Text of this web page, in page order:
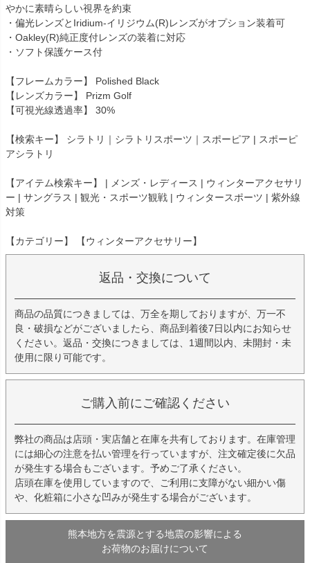
やかに素晴らしい視界を約束
・偏光レンズとIridium‐イリジウム(R)レンズがオプション装着可
・Oakley(R)純正度付レンズの装着に対応
・ソフト保護ケース付
【フレームカラー】 Polished Black
【レンズカラー】 Prizm Golf
【可視光線透過率】 30%
【検索キー】 シラトリ｜シラトリスポーツ｜スポーピア | スポーピ
アシラトリ
【アイテム検索キー】 | メンズ・レディース | ウィンターアクセサリ
ー | サングラス | 観光・スポーツ観戦 | ウィンタースポーツ | 紫外線
対策
【カテゴリー】 【ウィンターアクセサリー】
返品・交換について
商品の品質につきましては、万全を期しておりますが、万一不
良・破損などがございましたら、商品到着後7日以内にお知らせ
ください。返品・交換につきましては、1週間以内、未開封・未
使用に限り可能です。
ご購入前にご確認ください
弊社の商品は店頭・実店舗と在庫を共有しております。在庫管理
には細心の注意を払い管理を行っていますが、注文確定後に欠品
が発生する場合もございます。予めご了承ください。
店頭在庫を使用していますので、ご利用に支障がない細かい傷
や、化粧箱に小さな凹みが発生する場合がございます。
熊本地方を震源とする地震の影響による
お荷物のお届けについて